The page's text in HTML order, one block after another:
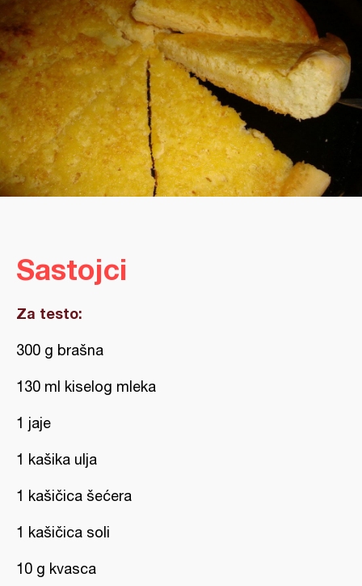
Sastojci
Za testo:
300 g brašna
130 ml kiselog mleka
1 jaje
1 kašika ulja
1 kašičica šećera
1 kašičica soli
10 g kvasca